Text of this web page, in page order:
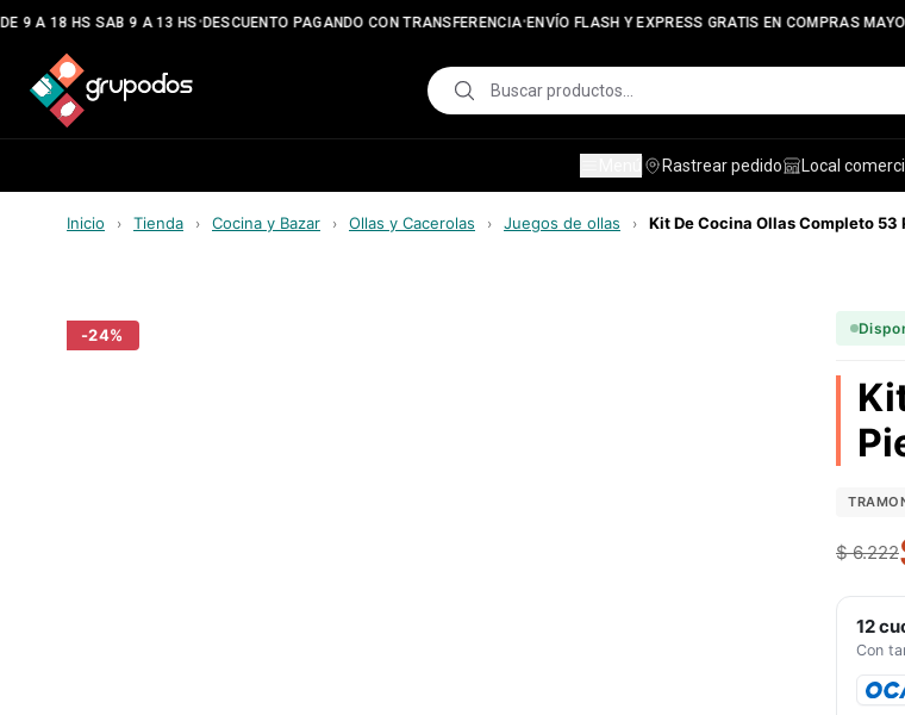
9 A 18 HS SAB 9 A 13 HS•DESCUENTO PAGANDO CON TRANSFERENCIA•ENVÍO FLASH Y EXPRESS GRATIS EN COMPRAS
Rastrear pedido Local
Inicio › Tienda › Cocina y Bazar › Ollas y Cacerolas › Juegos de ollas › Kit De Cocina Ollas Completo 53
-24%
$ 6.222
12
Con